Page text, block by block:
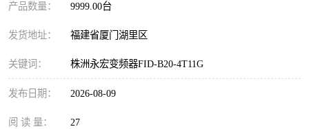
产品数量： 9999.00台
发货地址： 福建省厦门湖里区
关键词： 株洲永宏变频器FID-B20-4T11G
发布日期： 2026-08-09
阅 读 量： 27